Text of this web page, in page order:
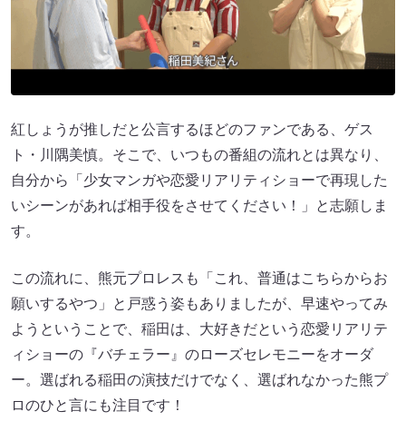
紅しょうが推しだと公言するほどのファンである、ゲス
ト・川隅美慎。そこで、いつもの番組の流れとは異なり、
自分から「少女マンガや恋愛リアリティショーで再現した
いシーンがあれば相手役をさせてください！」と志願しま
す。
この流れに、熊元プロレスも「これ、普通はこちらからお
願いするやつ」と戸惑う姿もありましたが、早速やってみ
ようということで、稲田は、大好きだという恋愛リアリテ
ィショーの『バチェラー』のローズセレモニーをオーダ
ー。選ばれる稲田の演技だけでなく、選ばれなかった熊プ
ロのひと言にも注目です！